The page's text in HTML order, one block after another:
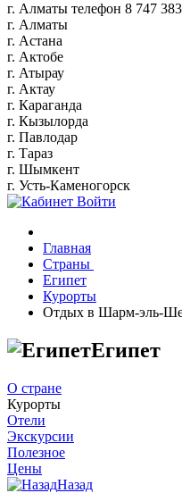
г. Алматы телефон 8 747
г. Алматы
г. Астана
г. Актобе
г. Атырау
г. Актау
г. Караганда
г. Кызылорда
г. Павлодар
г. Тараз
г. Шымкент
г. Усть-Каменогорск
Войти
Главная
Страны
Египет
Курорты
Отдых в Шарм-эль-
Египет
О стране
Курорты
Отели
Экскурсии
Полезное
Цены
Назад